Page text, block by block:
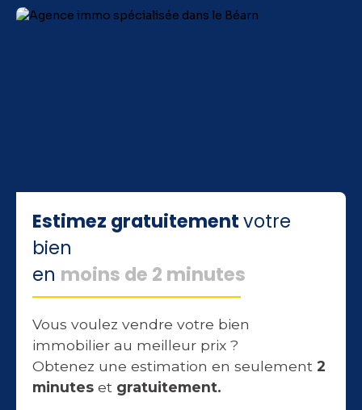
Estimez gratuitementvotre
bien
en moins de 2 minutes
Vous voulez vendre votre bien
immobilier au meilleur prix ?
Obtenez une estimation en seulement 2
minutes et gratuitement.